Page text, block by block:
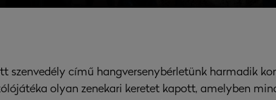
szenvedély című hangversenybérletünk harmadik
olyan zenekari keretet kapott, amelyben